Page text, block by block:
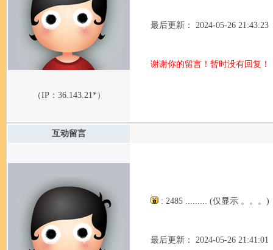
（IP： 36.143.21* ）
最后更新： 2024-05-26 21:43:23
谢谢你的留言！暂时没有回复！
互动留言
: 2485 ......... (仅显示 。。。)
最后更新： 2024-05-26 21:41:01